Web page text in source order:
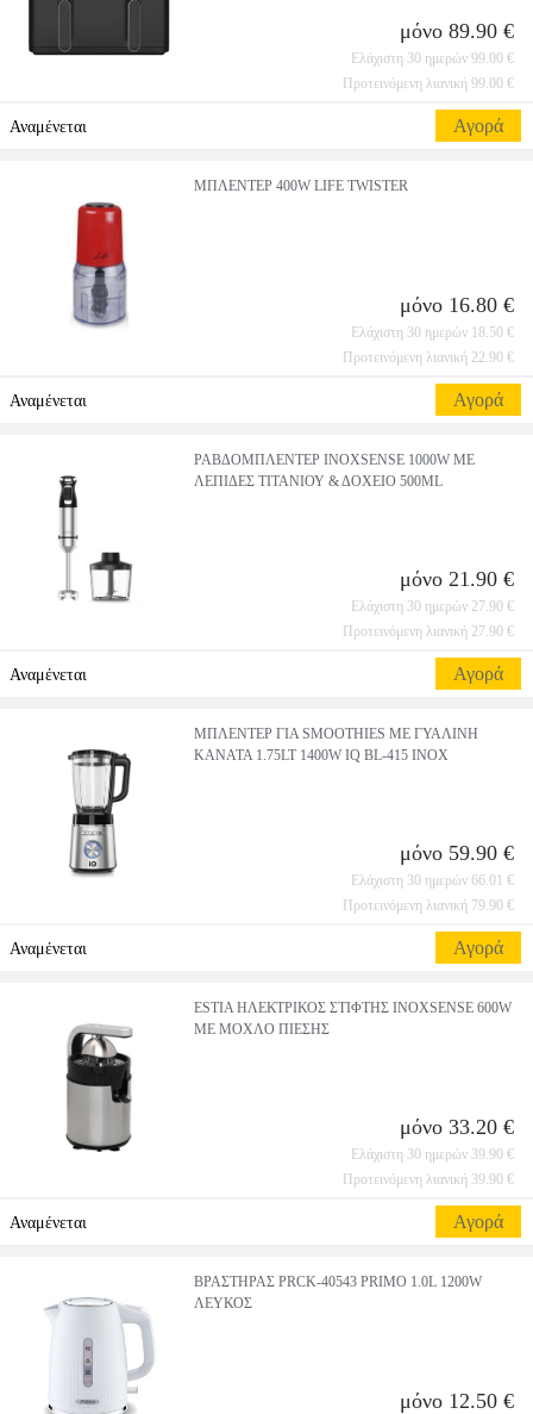
μόνο 89.90 €
Ελάχιστη 30 ημερών 99.00 €
Προτεινόμενη λιανική 99.00 €
Αναμένεται Αγορά
ΜΠΛΕΝΤΕΡ 400W LIFE TWISTER
μόνο 16.80 €
Ελάχιστη 30 ημερών 18.50 €
Προτεινόμενη λιανική 22.90 €
Αναμένεται Αγορά
ΡΑΒΔΟΜΠΛΕΝΤΕΡ INOXSENSE 1000W ΜΕ
ΛΕΠΙΔΕΣ ΤΙΤΑΝΙΟΥ & ΔΟΧΕΙΟ 500ML
μόνο 21.90 €
Ελάχιστη 30 ημερών 27.90 €
Προτεινόμενη λιανική 27.90 €
Αναμένεται Αγορά
ΜΠΛΕΝΤΕΡ ΓΙΑ SMOOTHIES ΜΕ ΓΥΑΛΙΝΗ
ΚΑΝΑΤΑ 1.75LT 1400W IQ BL-415 INOX
μόνο 59.90 €
Ελάχιστη 30 ημερών 66.01 €
Προτεινόμενη λιανική 79.90 €
Αναμένεται Αγορά
ESTIA ΗΛΕΚΤΡΙΚΟΣ ΣΤΙΦΤΗΣ INOXSENSE 600W
ΜΕ ΜΟΧΛΟ ΠΙΕΣΗΣ
μόνο 33.20 €
Ελάχιστη 30 ημερών 39.90 €
Προτεινόμενη λιανική 39.90 €
Αναμένεται Αγορά
ΒΡΑΣΤΗΡΑΣ PRCK-40543 PRIMO 1.0L 1200W
ΛΕΥΚΟΣ
μόνο 12.50 €